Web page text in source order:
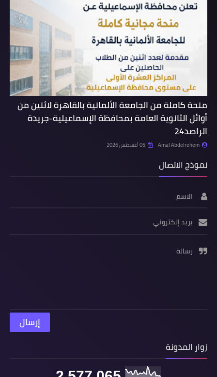
منحة كاملة من الجامعة الألمانية بالقاهرة لاثنين من
أوائل الثانوية العامة بمحافظة الإسماعيلية-جريدة
الراصد24
Amal Abdelrehem 05 أغسطس 2026
نموذج الاتصال
الاسم
بريد إلكتروني
رسالة
زوار المدونة